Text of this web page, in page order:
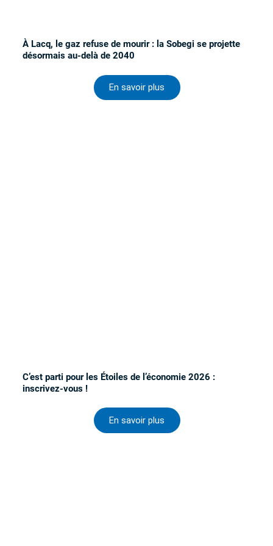
À Lacq, le gaz refuse de mourir : la Sobegi se projette
désormais au-delà de 2040
En savoir plus
C’est parti pour les Étoiles de l’économie 2026 :
inscrivez-vous !
En savoir plus